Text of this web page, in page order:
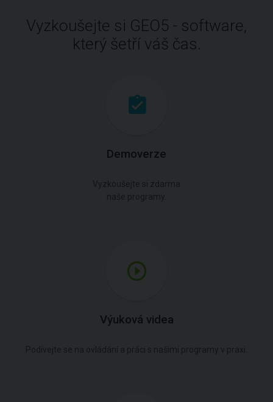
Vyzkoušejte si GEO5 - software,
který šetří váš čas.
Demoverze
Vyzkoušejte si zdarma
naše programy.
Výuková videa
Podívejte se na ovládání a práci s našimi programy v praxi.